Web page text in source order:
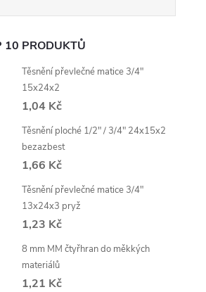
10 PRODUKTŮ
Těsnění převlečné matice 3/4"
15x24x2
1,04 Kč
Těsnění ploché 1/2" / 3/4" 24x15x2
bezazbest
1,66 Kč
Těsnění převlečné matice 3/4"
13x24x3 pryž
1,23 Kč
8 mm MM čtyřhran do měkkých
materiálů
1,21 Kč